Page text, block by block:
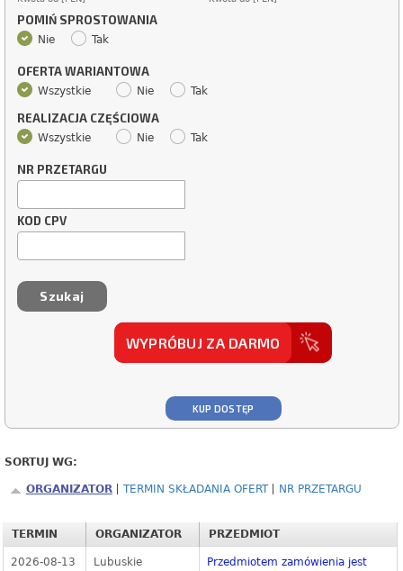
POMIŃ SPROSTOWANIA
Nie Tak
OFERTA WARIANTOWA
Wszystkie Nie Tak
REALIZACJA CZĘŚCIOWA
Wszystkie Nie Tak
NR PRZETARGU
KOD CPV
WYPRÓBUJ ZA DARMO
KUP DOSTĘP
SORTUJ WG:
ORGANIZATOR TERMIN SKŁADANIA OFERT NR PRZETARGU
TERMIN ORGANIZATOR PRZEDMIOT
2026-08-13
Lubuskie
Przedmiotem zamówienia jest